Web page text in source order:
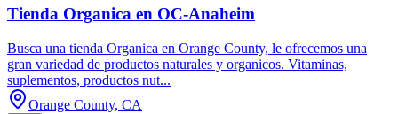
Tienda Organica en OC-Anaheim
Busca una tienda Organica en Orange County, le ofrecemos una
gran variedad de productos naturales y organicos. Vitaminas,
suplementos, productos nut...
Orange County, CA